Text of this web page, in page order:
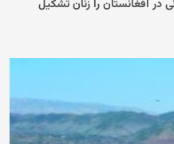
افغانستان را زنان تشکیل